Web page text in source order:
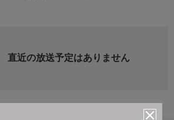
直近の放送予定はありません